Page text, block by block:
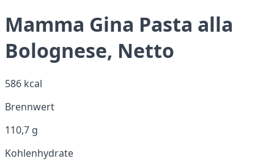
Mamma Gina Pasta alla
Bolognese, Netto
586 kcal
Brennwert
110,7 g
Kohlenhydrate